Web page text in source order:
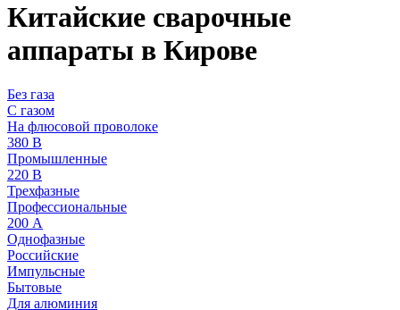
Китайские сварочные
аппараты в Кирове
Без газа
С газом
На флюсовой проволоке
380 В
Промышленные
220 В
Трехфазные
Профессиональные
200 А
Однофазные
Российские
Импульсные
Бытовые
Для алюминия